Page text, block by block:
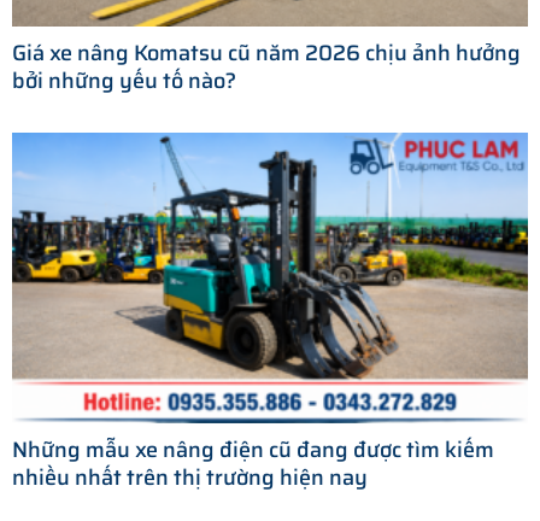
Giá xe nâng Komatsu cũ năm 2026 chịu ảnh hưởng
bởi những yếu tố nào?
Những mẫu xe nâng điện cũ đang được tìm kiếm
nhiều nhất trên thị trường hiện nay